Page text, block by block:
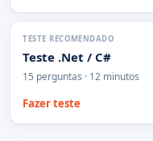
TESTE RECOMENDADO
Teste .Net / C#
15 perguntas · 12 minutos
Fazer teste